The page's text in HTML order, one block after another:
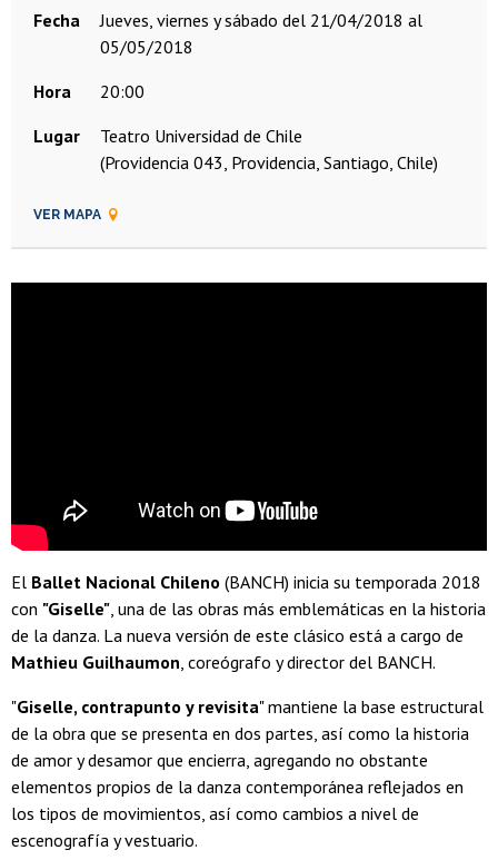
Fecha
jueves, viernes y sábado del 21/04/2018 al
05/05/2018
Hora
20:00
Lugar
Teatro Universidad de Chile
(Providencia 043, Providencia, Santiago, Chile)
VER MAPA
El Ballet Nacional Chileno (BANCH) inicia su temporada 2018
con "Giselle" , una de las obras más emblemáticas en la historia
de la danza. La nueva versión de este clásico está a cargo de
Mathieu Guilhaumon , coreógrafo y director del BANCH.
"Giselle, contrapunto y revisita" mantiene la base estructural
de la obra que se presenta en dos partes, así como la historia
de amor y desamor que encierra, agregando no obstante
elementos propios de la danza contemporánea reflejados en
los tipos de movimientos, así como cambios a nivel de
escenografía y vestuario.